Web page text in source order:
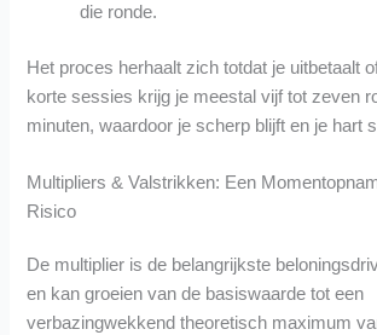
die ronde.
Het proces herhaalt zich totdat je uitbetaalt
korte sessies krijg je meestal vijf tot zeven
minuten, waardoor je scherp blijft en je hart
Multipliers & Valstrikken: Een
Risico
De multiplier is de belangrijkste
en kan groeien van de basiswaarde tot een
verbazingwekkend theoretisch maximum